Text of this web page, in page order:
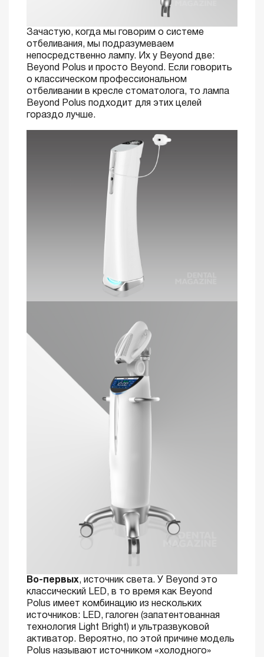
Зачастую, когда мы говорим о системе
отбеливания, мы подразумеваем
непосредственно лампу. Их у Beyond две:
Beyond Polus и просто Beyond. Если говорить
о классическом профессиональном
отбеливании в кресле стоматолога, то лампа
Beyond Polus подходит для этих целей
гораздо лучше.
Во-первых, источник света. У Beyond это
классический LED, в то время как Beyond
Polus имеет комбинацию из нескольких
источников: LED, галоген (запатентованная
технология Light Bright) и ультразвуковой
активатор. Вероятно, по этой причине модель
Polus называют источником «холодного»